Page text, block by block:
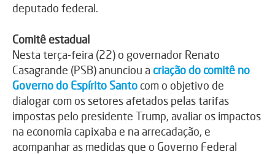
deputado federal.
Comitê estadual
Nesta terça-feira (22) o governador Renato
Casagrande (PSB) anunciou acriação do comitê no
Governo do Espírito Santo com o objetivo de
dialogar com os setores afetados pelas tarifas
impostas pelo presidente Trump, avaliar os impactos
na economia capixaba e na arrecadação, e
acompanhar as medidas que o Governo Federal